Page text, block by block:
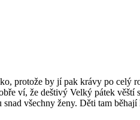
protože by jí pak krávy po celý
ví, že deštivý Velký pátek věští
všechny ženy. Děti tam